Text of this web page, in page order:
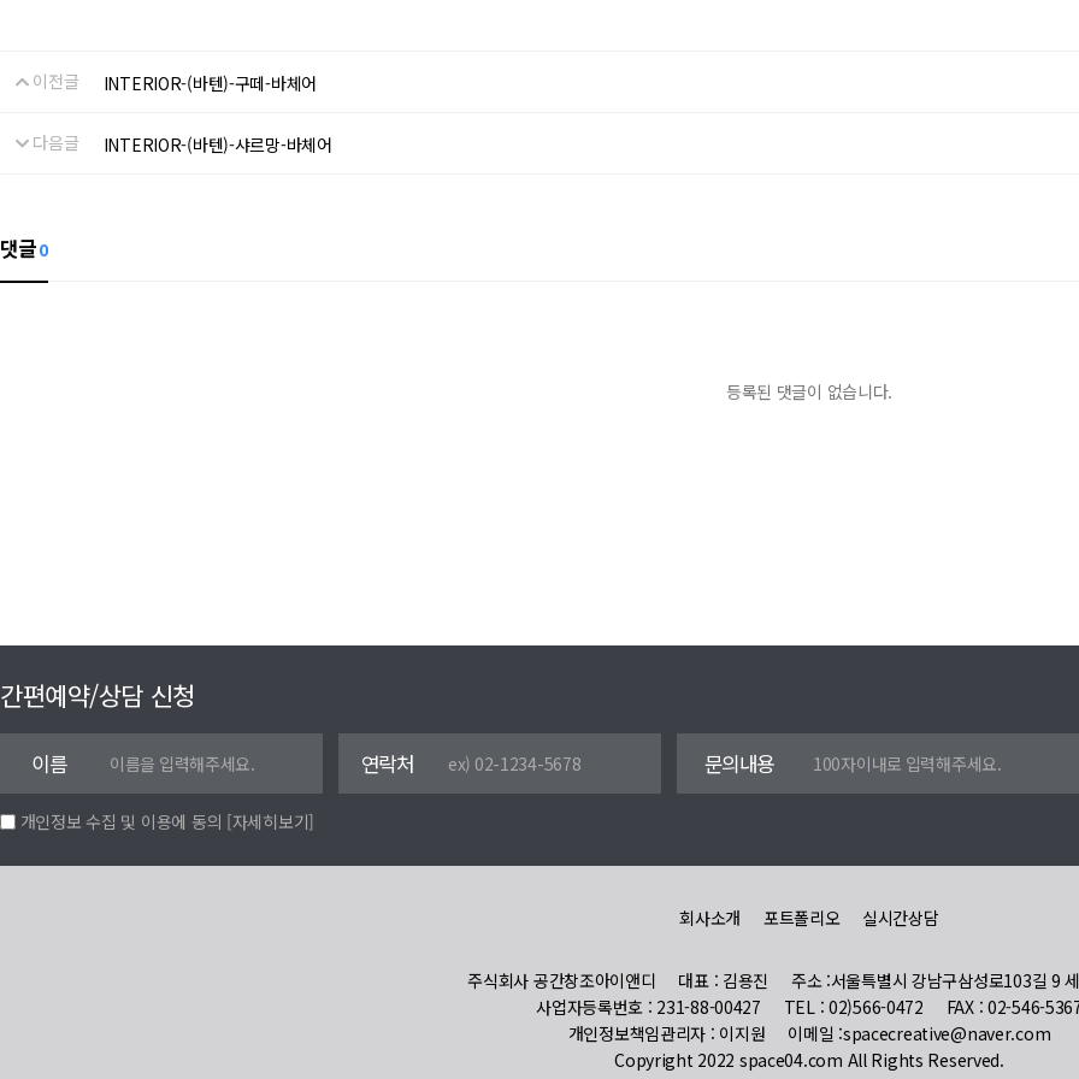
이전글 INTERIOR-(바텐)-구떼-바체어
다음글 INTERIOR-(바텐)-샤르망-바체어
댓글0
등록된 댓글이 없습니다.
간편예약/상담 신청
이름 연락처 문의내용
개인정보 수집 및 이용에 동의 [자세히보기]
회사소개 포트폴리오 실시간상담
주식회사 공간창조아이앤디 대표 : 김용진
주소 :서울특별시 강남구삼성로103길 9
사업자등록번호 : 231-88-00427
TEL : 02)566-0472
FAX : 02-546-
개인정보책임관리자 : 이지원
이메일 :spacecreative@naver.com
Copyright 2022 space04.com All Rights Reserved.